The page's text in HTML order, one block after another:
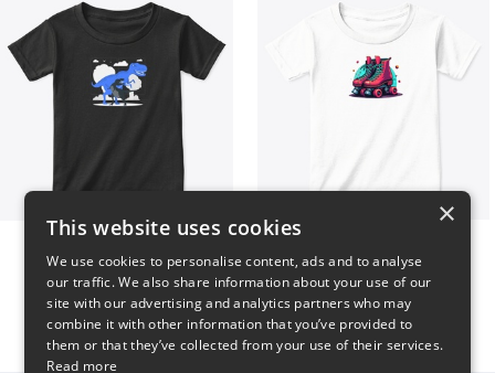
$22 $22
×
This website uses cookies
We use cookies to personalise content, ads and to analyse
our traffic. We also share information about your use of our
site with our advertising and analytics partners who may
combine it with other information that you’ve provided to
them or that they’ve collected from your use of their services.
Read more